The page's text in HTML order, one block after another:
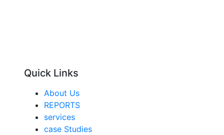
Quick Links
About Us
REPORTS
services
case Studies